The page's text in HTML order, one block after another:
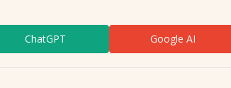
ChatGPT Google AI